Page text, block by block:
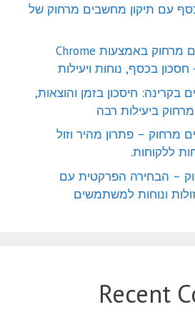
עם תיקון מחשבים מרחוק של
שירות תיקון מחשבים מרחוק באמצעות Chrome
בקרינה: חיסכון בזמן והוצאות,
מרחוק ביעילות רבה
מרחוק – פתרון מהיר וזול
ללקוחות.
– הבחירה הפרקטית עם
Recent